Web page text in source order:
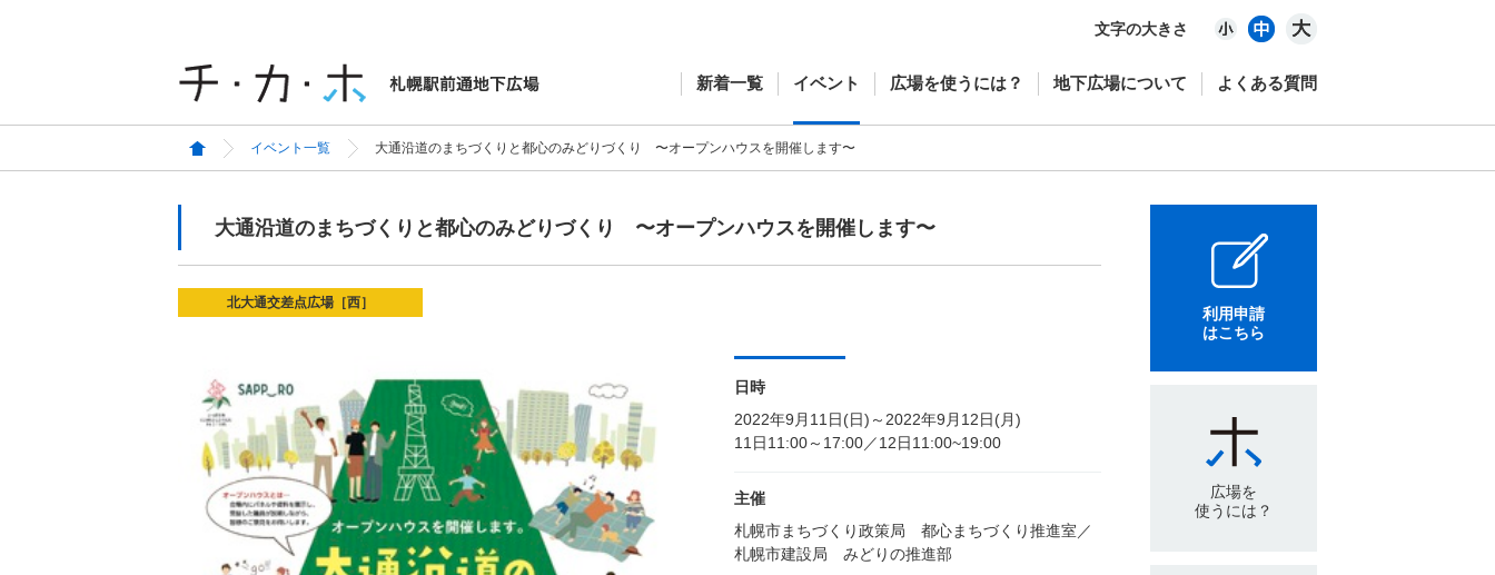
文字の大きさ
新着一覧 イベント 広場を使うには？ 地下広場について よくある質問
イベント一覧 大通沿道のまちづくりと都心のみどりづくり 〜オープンハウスを開催します〜
大通沿道のまちづくりと都心のみどりづくり 〜オープンハウスを開催します〜
北大通交差点広場［西］
日時
2022年9月11日(日)～2022年9月12日(月)
11日11:00～17:00／12日11:00~19:00
主催
札幌市まちづくり政策局 都心まちづくり推進室／
札幌市建設局 みどりの推進部
利用申請
はこちら
広場を
使うには？